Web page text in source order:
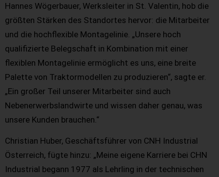
Hannes Wögerbauer, Werksleiter in St. Valentin, hob die
größten Stärken des Standortes hervor: die Mitarbeiter
und die hochflexible Montagelinie. „Unsere hoch
qualifizierte Belegschaft in Kombination mit einer
flexiblen Montagelinie ermöglicht es uns, eine breite
Palette von Traktormodellen zu produzieren“, sagte er.
„Ein großer Teil unserer Mitarbeiter sind auch
Nebenerwerbslandwirte und wissen daher genau, was
unsere Kunden brauchen.“
Christian Huber, Geschäftsführer von CNH Industrial
Österreich, fügte hinzu: „Meine eigene Karriere bei CHN
Industrial begann 1977 als Lehrling in der technischen